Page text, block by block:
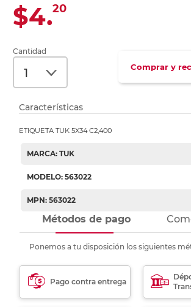
$4.20
Cantidad
Comprar y
Características
ETIQUETA TUK 5X34 C2,400
MARCA: TUK
MODELO: 563022
MPN: 563022
Métodos de pago
Ponemos a tu disposición los siguientes
Pago contra entrega